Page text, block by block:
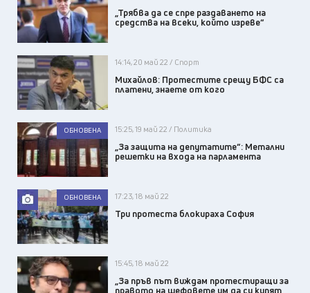
„Трябва да се спре раздаването на
средства на всеки, който изреве“
14:14, 20 май 22 / Спорт
Михайлов: Протестите срещу БФС са
платени, знаете от кого
ОБНОВЕНА 15:25, 19 май 22 / Политика
„За защита на депутатите“: Метални
решетки на входа на парламента
ОБНОВЕНА 17:23, 18 май 22
Три протеста блокираха София
15:45, 18 май 22
„За пръв път виждам протестиращи за
правото на шефовете им да си купят